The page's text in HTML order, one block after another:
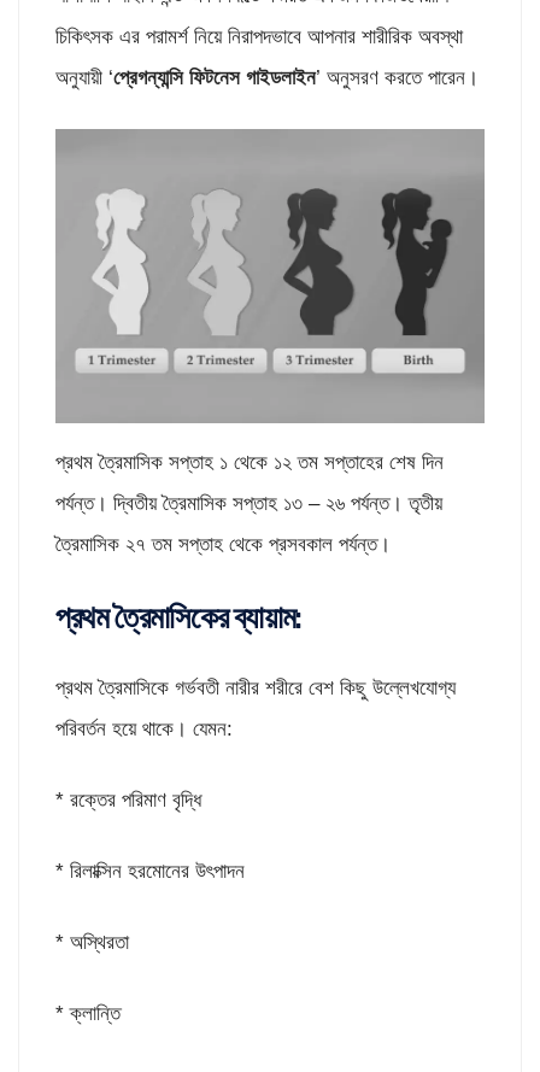
চিকিৎসক এর পরামর্শ নিয়ে নিরাপদভাবে আপনার শারীরিক অবস্থা
অনুযায়ী ‘প্রেগন্যান্সি ফিটনেস গাইডলাইন’ অনুসরণ করতে পারেন।
প্রথম ত্রৈমাসিক সপ্তাহ ১ থেকে ১২ তম সপ্তাহের শেষ দিন
পর্যন্ত। দ্বিতীয় ত্রৈমাসিক সপ্তাহ ১৩ – ২৬ পর্যন্ত। তৃতীয়
ত্রৈমাসিক ২৭ তম সপ্তাহ থেকে প্রসবকাল পর্যন্ত।
প্রথমত্রৈমাসিকেরব্যায়াম:
প্রথম ত্রৈমাসিকে গর্ভবতী নারীর শরীরে বেশ কিছু উল্লেখযোগ্য
পরিবর্তন হয়ে থাকে। যেমন:
* রক্তের পরিমাণ বৃদ্ধি
* রিলাক্সিন হরমোনের উৎপাদন
* অস্থিরতা
* ক্লান্তি